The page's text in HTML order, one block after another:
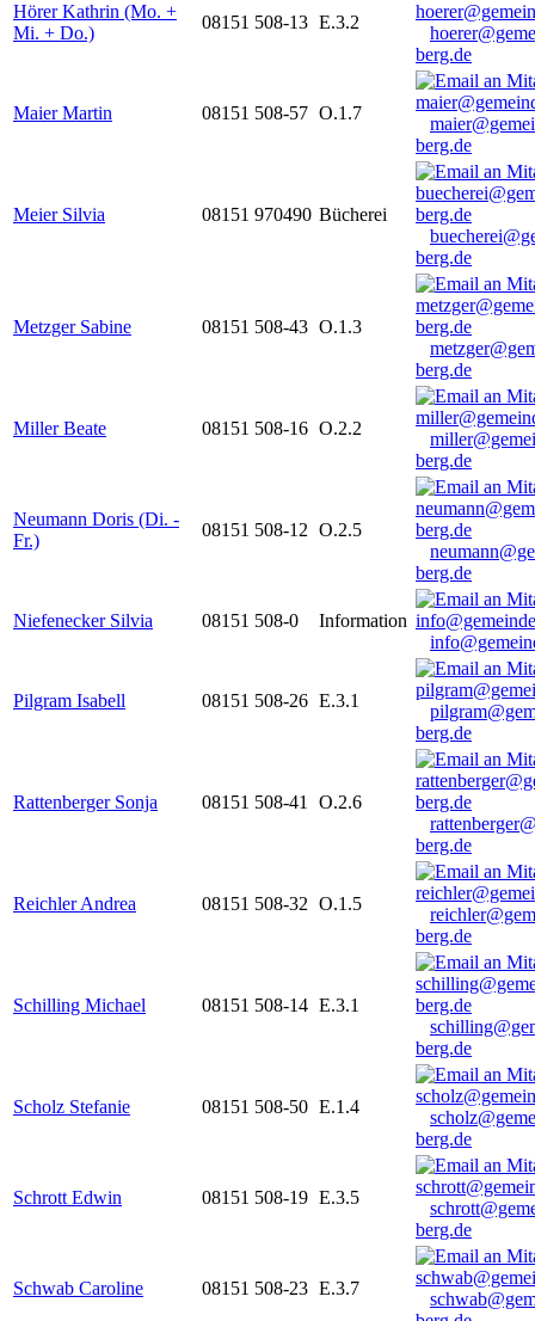
Hörer Kathrin (Mo. +
Mi. + Do.)
08151 508-13 E.3.2
berg.de
Maier Martin 08151 508-57 O.1.7
berg.de
Meier Silvia 08151 970490 Bücherei
berg.de
Metzger Sabine 08151 508-43 O.1.3
berg.de
Miller Beate 08151 508-16 O.2.2
berg.de
Neumann Doris (Di. -
Fr.)
08151 508-12 O.2.5
berg.de
Niefenecker Silvia 08151 508-0
Information
Pilgram Isabell 08151 508-26 E.3.1
berg.de
Rattenberger Sonja 08151 508-41
O.2.6
berg.de
Reichler Andrea 08151 508-32 O.1.5
berg.de
Schilling Michael 08151 508-14 E.3.1
berg.de
Scholz Stefanie 08151 508-50 E.1.4
berg.de
Schrott Edwin 08151 508-19 E.3.5
berg.de
Schwab Caroline 08151 508-23 E.3.7